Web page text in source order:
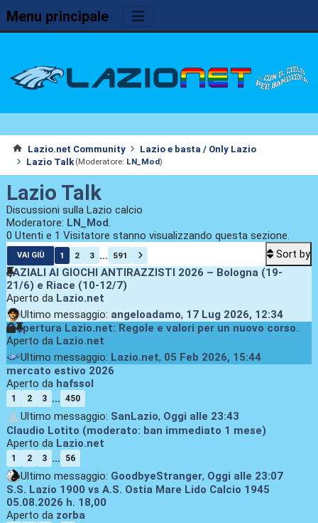
Menu principale
Lazio.net Community
Lazio e basta / Only Lazio
Lazio Talk (Moderatore: LN_Mod)
Lazio Talk
Discussioni sulla Lazio calcio
Moderatore: LN_Mod.
0 Utenti e 1 Visitatore stanno visualizzando questa sezione.
VAI GIÙ 1 2 3 ... 591
Sort by
LAZIALI AI GIOCHI ANTIRAZZISTI 2026 – Bologna (19-
21/6) e Riace (10-12/7)
Aperto da Lazio.net
Ultimo messaggio: angeloadamo, 17 Lug 2026, 12:34
Riapertura Lazio.net: Regole e valori per un nuovo corso.
Aperto da Lazio.net
Ultimo messaggio: Lazio.net, 05 Feb 2026, 15:44
mercato estivo 2026
Aperto da hafssol
1 2 3 ... 450
Ultimo messaggio: SanLazio, Oggi alle 23:43
Claudio Lotito (moderato: ban immediato 1 mese)
Aperto da Lazio.net
1 2 3 ... 56
Ultimo messaggio: GoodbyeStranger, Oggi alle 23:07
S.S. Lazio 1900 vs A.S. Ostia Mare Lido Calcio 1945
05.08.2026 h. 18,00
Aperto da zorba